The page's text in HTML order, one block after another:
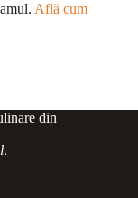
Află cum
din
.